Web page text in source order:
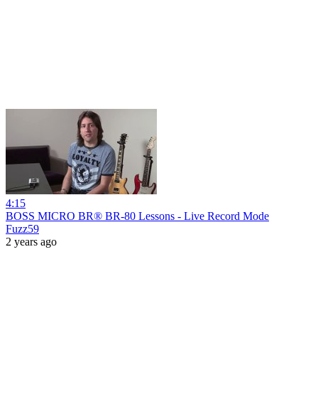
4:15
BOSS MICRO BR® BR-80 Lessons - Live Record Mode
Fuzz59
2 years ago